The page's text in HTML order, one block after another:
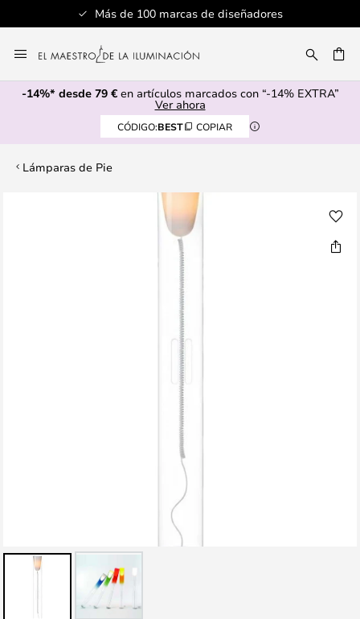
Más de 100 marcas de diseñadores
al
contenido
-14%* desde 79 €en artículos marcados con “-14% EXTRA”
Ver ahora
CÓDIGO:BEST COPIAR
Lámparas de Pie